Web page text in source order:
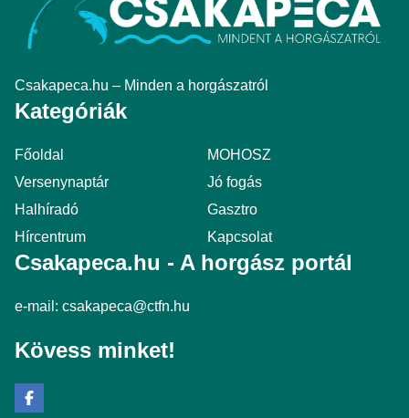
Csakapeca.hu – Minden a horgászatról
Kategóriák
Főoldal
MOHOSZ
Versenynaptár
Jó fogás
Halhíradó
Gasztro
Hírcentrum
Kapcsolat
Csakapeca.hu - A horgász portál
e-mail: csakapeca@ctfn.hu
Kövess minket!